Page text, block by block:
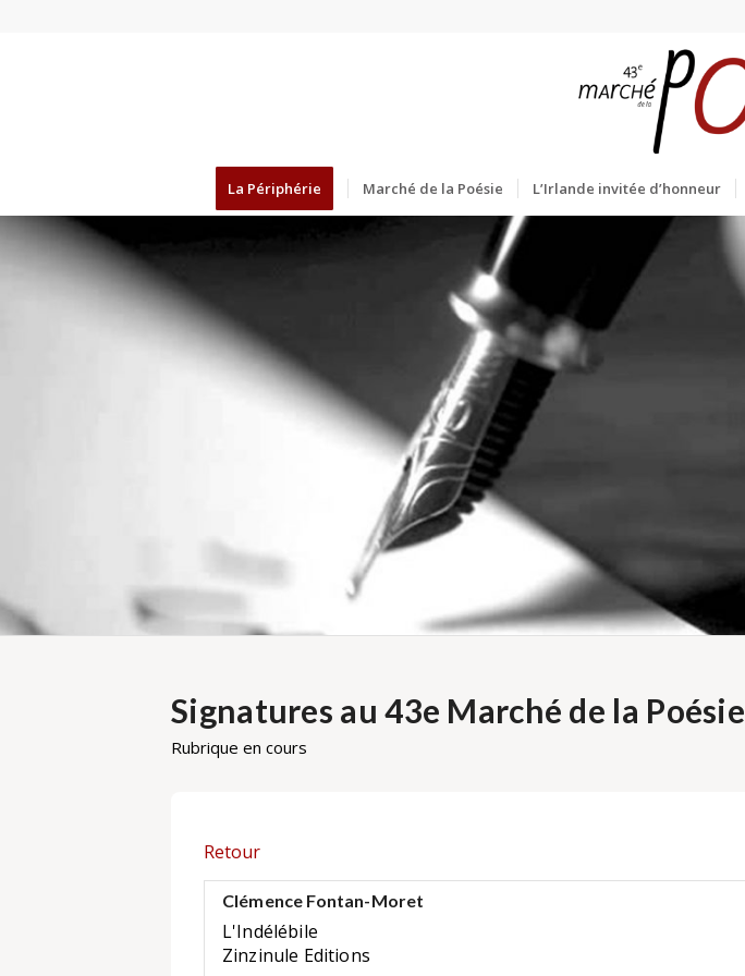
La Périphérie Marché de la Poésie L’Irlande invitée d’honneur
Signatures au 43e Marché de la Poésie
Rubrique en cours
Retour
Clémence Fontan-Moret
L'Indélébile
Zinzinule Editions